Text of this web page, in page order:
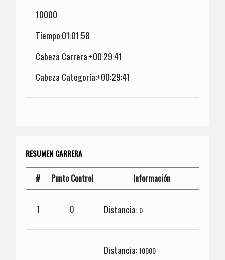
10000
Tiempo:01:01:58
Cabeza Carrera:+00:29:41
Cabeza Categoría:+00:29:41
RESUMEN CARRERA
# Punto Control Información
1 0 Distancia: 0
Distancia:10000